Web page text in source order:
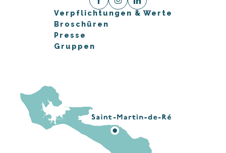
Verpflichtungen & Werte
Broschüren
Presse
Gruppen